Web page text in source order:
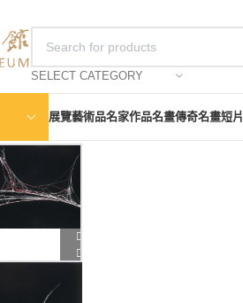
SELECT CATEGORY
展覽藝術品名家作品名畫傳奇名畫短片